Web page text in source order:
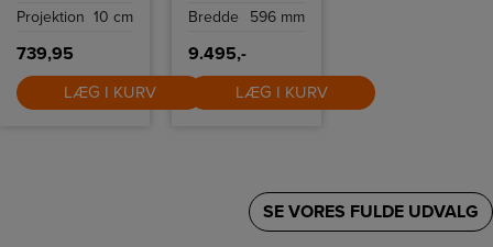
Projektion 10 cm
739,95
LÆG I KURV
og flere intuitive
Quickstart og
Powerboost.
Bredde
596 mm
9.495,-
LÆG I KURV
SE VORES FULDE UDVALG